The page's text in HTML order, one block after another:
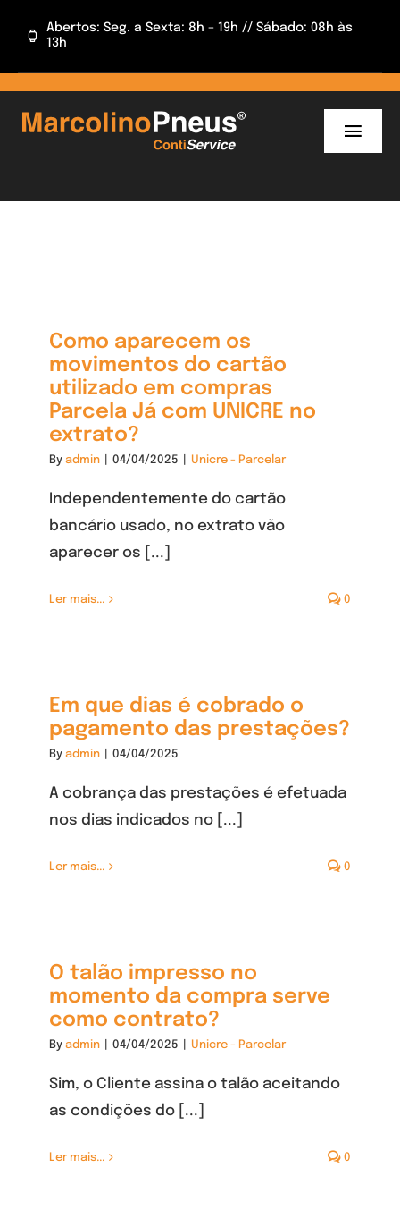
Abertos: Seg. a Sexta: 8h – 19h // Sábado: 08h às
13h
Como aparecem os
movimentos do cartão
utilizado em compras
Parcela Já com UNICRE no
extrato?
By admin 04/04/2025 Unicre - Parcelar
Independentemente do cartão
bancário usado, no extrato vão
aparecer os [...]
Ler mais... 0
Em que dias é cobrado o
pagamento das prestações?
By admin 04/04/2025
A cobrança das prestações é efetuada
nos dias indicados no [...]
Ler mais... 0
O talão impresso no
momento da compra serve
como contrato?
By admin 04/04/2025 Unicre - Parcelar
Sim, o Cliente assina o talão aceitando
as condições do [...]
Ler mais... 0